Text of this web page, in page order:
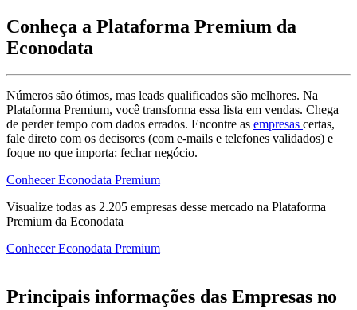
Conheça a Plataforma Premium da
Econodata
Números são ótimos, mas leads qualificados são melhores. Na
Plataforma Premium, você transforma essa lista em vendas. Chega
de perder tempo com dados errados. Encontre as empresas certas,
fale direto com os decisores (com e-mails e telefones validados) e
foque no que importa: fechar negócio.
Conhecer Econodata Premium
Visualize todas as 2.205 empresas desse mercado na Plataforma
Premium da Econodata
Conhecer Econodata Premium
Principais informações das Empresas no